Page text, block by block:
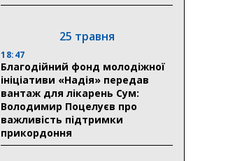
25 травня
18:47
Благодійний фонд молодіжної
ініціативи «Надія» передав
вантаж для лікарень Сум:
Володимир Поцелуєв про
важливість підтримки
прикордоння